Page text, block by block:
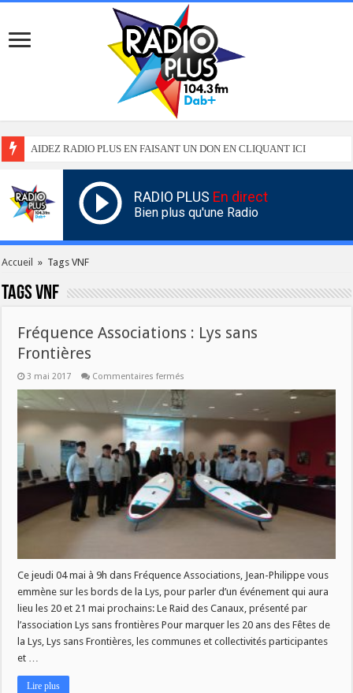
AIDEZ RADIO PLUS EN FAISANT UN DON EN CLIQUANT ICI
RADIO PLUS En direct
Bien plus qu'une Radio
Accueil » Tags VNF
TagsVNF
Fréquence Associations : Lys sans
Frontières
3 mai 2017 Commentaires fermés
Associations
:
Lys
Frontières
Ce jeudi 04 mai à 9h dans Fréquence Associations, Jean-Philippe vous
emmène sur les bords de la Lys, pour parler d’un événement qui aura
lieu les 20 et 21 mai prochains: Le Raid des Canaux, présenté par
l’association Lys sans frontières Pour marquer les 20 ans des Fêtes de
la Lys, Lys sans Frontières, les communes et collectivités participantes
et …
Lire plus